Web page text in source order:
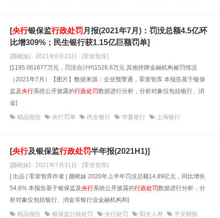
[央行银保监行政处罚月报(2021年7月)：罚没总额4.5亿环
比增309%；民生银行获1.15亿巨额罚单]
[颜晓妹] · 2021年8月23日 · [零壹智库]
[1195.061677万元，罚没合计约1526.6万元 其他持牌金融机构被罚情况
（2021年7月）【图片】数据来源：企业预警通，零壹智库 本报告基于银保
监及央行系统公开披露的行政处罚数据进行分析，分析对象仅包括银行、消
金]
精品报告 央行罚单 民生银行 华夏银行 上海银行
[央行及银保监行政处罚半年报(2021H1)]
[颜晓妹] · 2021年7月31日 · [零壹智库]
[ 出品 | 零壹智库作者 | 颜晓妹 2020年上半年罚没总额14.89亿元，同比增长
54.6% 本报告基于银保监及央行系统公开披露的行政处罚数据进行分析，分
析对象仅包括银行、消金等银行业金融机构和]
精品报告 银保监行政处罚 央行处罚 阳光人寿 平安财险